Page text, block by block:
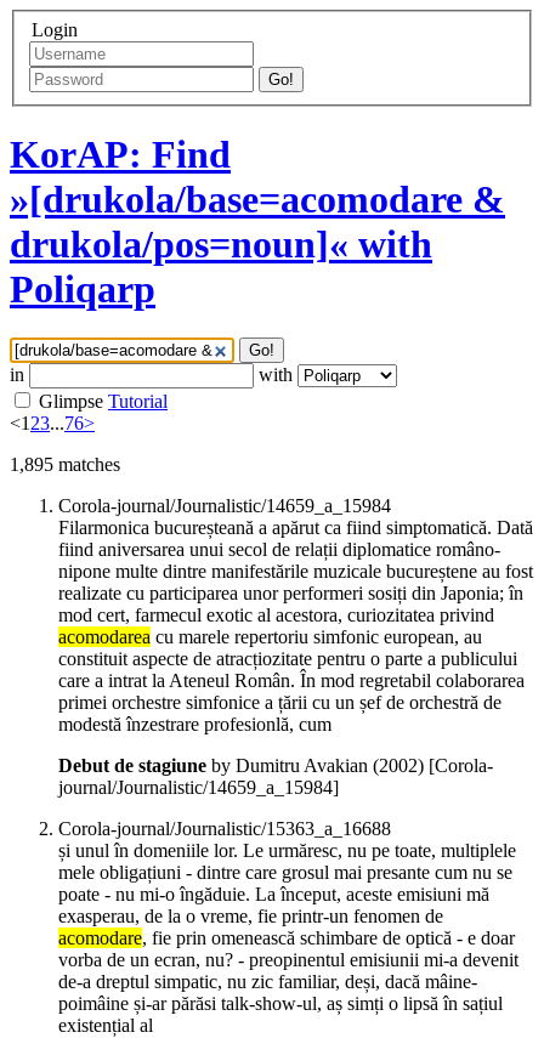
Login
Go!
KorAP: Find
»[drukola/base=acomodare &
drukola/pos=noun]« with
Poliqarp
Go!
in
with
Glimpse Tutorial
<123...76>
1,895 matches
Corola-journal/Journalistic/14659_a_15984
Filarmonica bucureșteană a apărut ca fiind simptomatică. Dată
fiind aniversarea unui secol de relații diplomatice româno-
nipone multe dintre manifestările muzicale bucureștene au fost
realizate cu participarea unor performeri sosiți din Japonia; în
mod cert, farmecul exotic al acestora, curiozitatea privind
acomodarea cu marele repertoriu simfonic european, au
constituit aspecte de atracțiozitate pentru o parte a publicului
care a intrat la Ateneul Român. În mod regretabil colaborarea
primei orchestre simfonice a țării cu un șef de orchestră de
modestă înzestrare profesionlă, cum
Debut de stagiune by Dumitru Avakian (2002) [Corola-
journal/Journalistic/14659_a_15984]
Corola-journal/Journalistic/15363_a_16688
și unul în domeniile lor. Le urmăresc, nu pe toate, multiplele
mele obligațiuni - dintre care grosul mai presante cum nu se
poate - nu mi-o îngăduie. La început, aceste emisiuni mă
exasperau, de la o vreme, fie printr-un fenomen de
acomodare, fie prin omenească schimbare de optică - e doar
vorba de un ecran, nu? - preopinentul emisiunii mi-a devenit
de-a dreptul simpatic, nu zic familiar, deși, dacă mâine-
poimâine și-ar părăsi talk-show-ul, aș simți o lipsă în sațiul
existențial al